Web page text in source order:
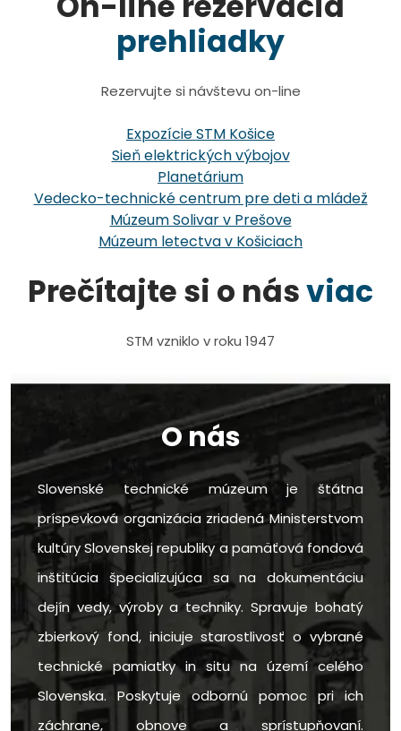
prehliadky
Rezervujte si návštevu on-line
Expozície STM Košice
Sieň elektrických výbojov
Planetárium
Vedecko-technické centrum pre deti a mládež
Múzeum Solivar v Prešove
Múzeum letectva v Košiciach
Prečítajte si o násviac
STM vzniklo v roku 1947
O nás
Slovenské technické múzeum je štátna
príspevková organizácia zriadená Ministerstvom
kultúry Slovenskej republiky a pamäťová fondová
inštitúcia špecializujúca sa na dokumentáciu
dejín vedy, výroby a techniky. Spravuje bohatý
zbierkový fond, iniciuje starostlivosť o vybrané
technické pamiatky in situ na území celého
Slovenska. Poskytuje odbornú pomoc pri ich
záchrane, obnove a sprístupňovaní.